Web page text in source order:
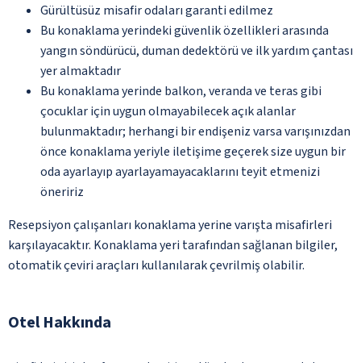
Gürültüsüz misafir odaları garanti edilmez
Bu konaklama yerindeki güvenlik özellikleri arasında
yangın söndürücü, duman dedektörü ve ilk yardım çantası
yer almaktadır
Bu konaklama yerinde balkon, veranda ve teras gibi
çocuklar için uygun olmayabilecek açık alanlar
bulunmaktadır; herhangi bir endişeniz varsa varışınızdan
önce konaklama yeriyle iletişime geçerek size uygun bir
oda ayarlayıp ayarlayamayacaklarını teyit etmenizi
öneririz
Resepsiyon çalışanları konaklama yerine varışta misafirleri
karşılayacaktır. Konaklama yeri tarafından sağlanan bilgiler,
otomatik çeviri araçları kullanılarak çevrilmiş olabilir.
Otel Hakkında